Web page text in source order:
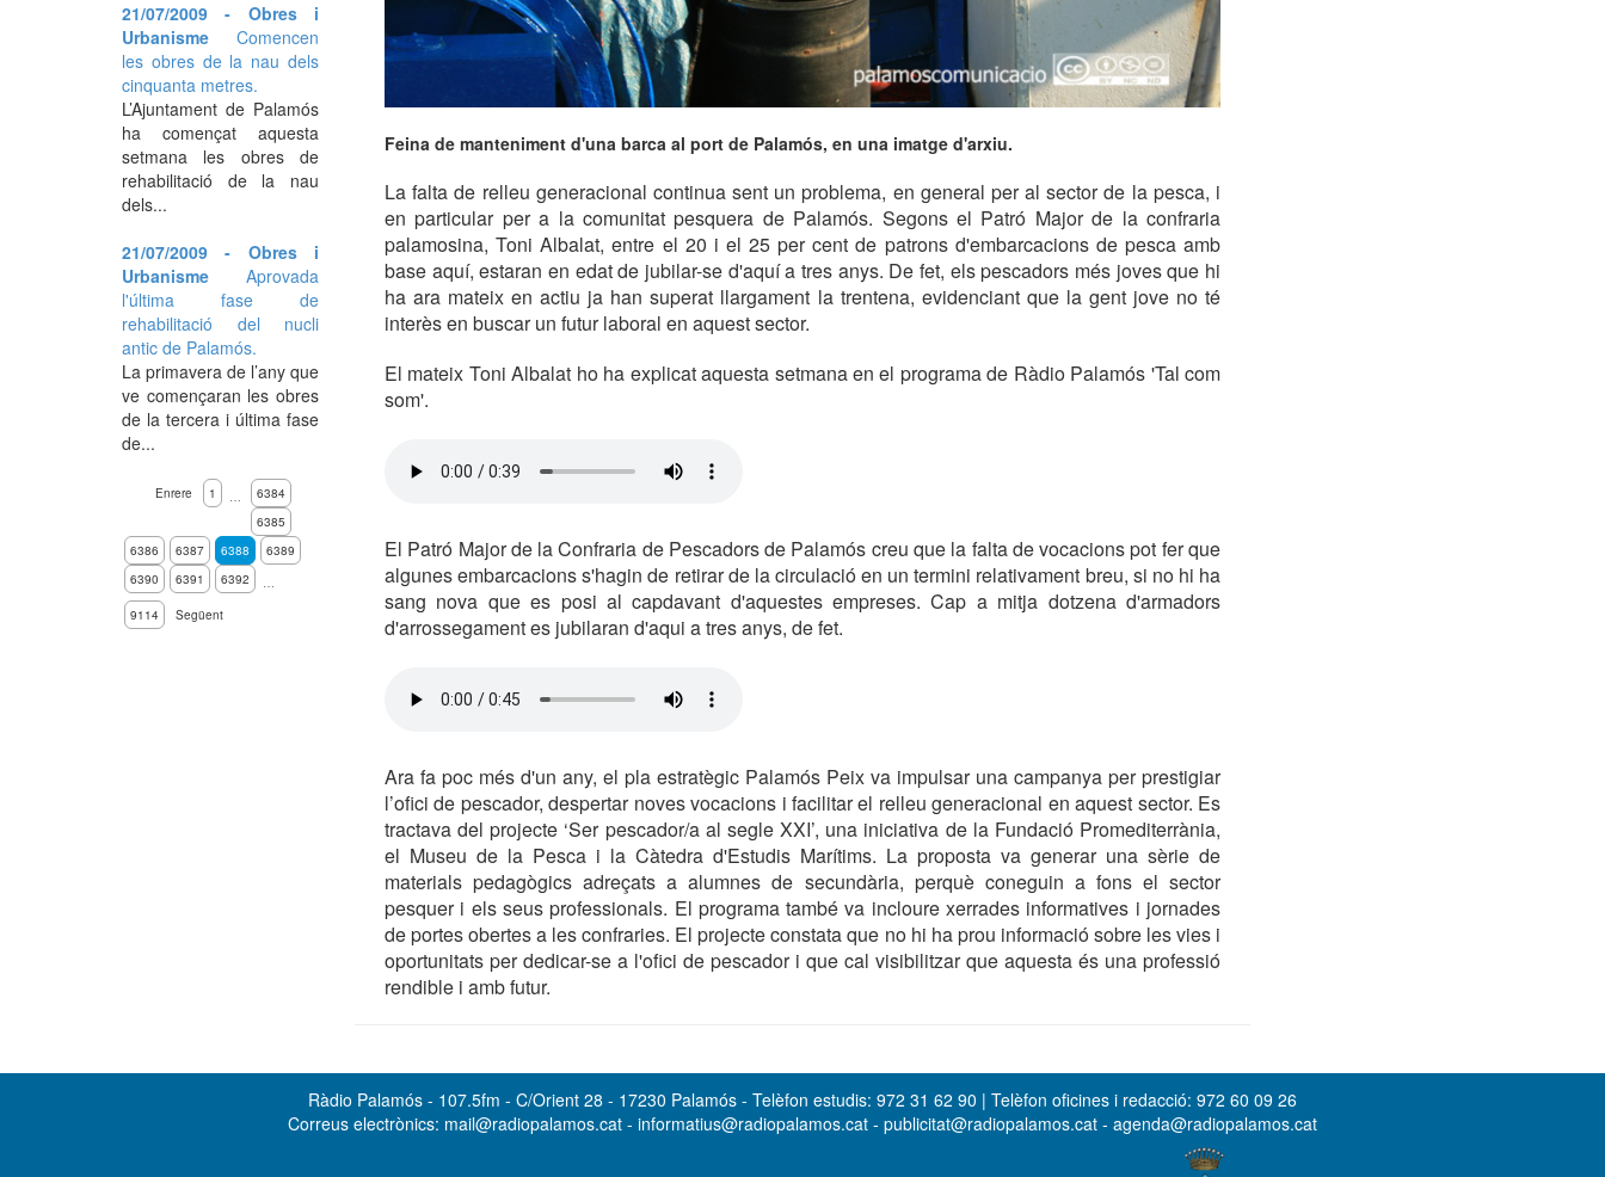
Feina de manteniment d'una barca al port de Palamós, en una imatge d'arxiu.
La falta de relleu generacional continua sent un problema, en general per al sector de la pesca, i
en particular per a la comunitat pesquera de Palamós. Segons el Patró Major de la confraria
palamosina, Toni Albalat, entre el 20 i el 25 per cent de patrons d'embarcacions de pesca amb
base aquí, estaran en edat de jubilar-se d'aquí a tres anys. De fet, els pescadors més joves que hi
ha ara mateix en actiu ja han superat llargament la trentena, evidenciant que la gent jove no té
interès en buscar un futur laboral en aquest sector.
El mateix Toni Albalat ho ha explicat aquesta setmana en el programa de Ràdio Palamós 'Tal com
som'.
El Patró Major de la Confraria de Pescadors de Palamós creu que la falta de vocacions pot fer que
algunes embarcacions s'hagin de retirar de la circulació en un termini relativament breu, si no hi ha
sang nova que es posi al capdavant d'aquestes empreses. Cap a mitja dotzena d'armadors
d'arrossegament es jubilaran d'aqui a tres anys, de fet.
Ara fa poc més d'un any, el pla estratègic Palamós Peix va impulsar una campanya per prestigiar
l’ofici de pescador, despertar noves vocacions i facilitar el relleu generacional en aquest sector. Es
tractava del projecte ‘Ser pescador/a al segle XXI’, una iniciativa de la Fundació Promediterrània,
el Museu de la Pesca i la Càtedra d'Estudis Marítims. La proposta va generar una sèrie de
materials pedagògics adreçats a alumnes de secundària, perquè coneguin a fons el sector
pesquer i els seus professionals. El programa també va incloure xerrades informatives i jornades
de portes obertes a les confraries. El projecte constata que no hi ha prou informació sobre les vies i
oportunitats per dedicar-se a l'ofici de pescador i que cal visibilitzar que aquesta és una professió
rendible i amb futur.
21/07/2009 - Obres i
Urbanisme Comencen
les obres de la nau dels
cinquanta metres.
L’Ajuntament de Palamós
ha començat aquesta
setmana les obres de
rehabilitació de la nau
dels...
21/07/2009 - Obres i
Urbanisme Aprovada
l'última fase de
rehabilitació del nucli
antic de Palamós.
La primavera de l’any que
ve començaran les obres
de la tercera i última fase
de...
Enrere 1 …
6384
6385
6386
6387 6388
6389
6390
6391 6392
…
9114
Següent
Ràdio Palamós - 107.5fm - C/Orient 28 - 17230 Palamós - Telèfon estudis: 972 31 62 90 | Telèfon oficines i redacció: 972 60 09 26
Correus electrònics: mail@radiopalamos.cat - informatius@radiopalamos.cat - publicitat@radiopalamos.cat - agenda@radiopalamos.cat